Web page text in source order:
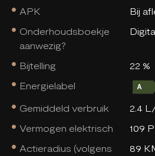
APK
Bij
Onderhoudsboekje
aanwezig?
Bijtelling
22 %
Energielabel
Gemiddeld verbruik
2.4
Vermogen elektrisch
109
Actieradius (volgens
89